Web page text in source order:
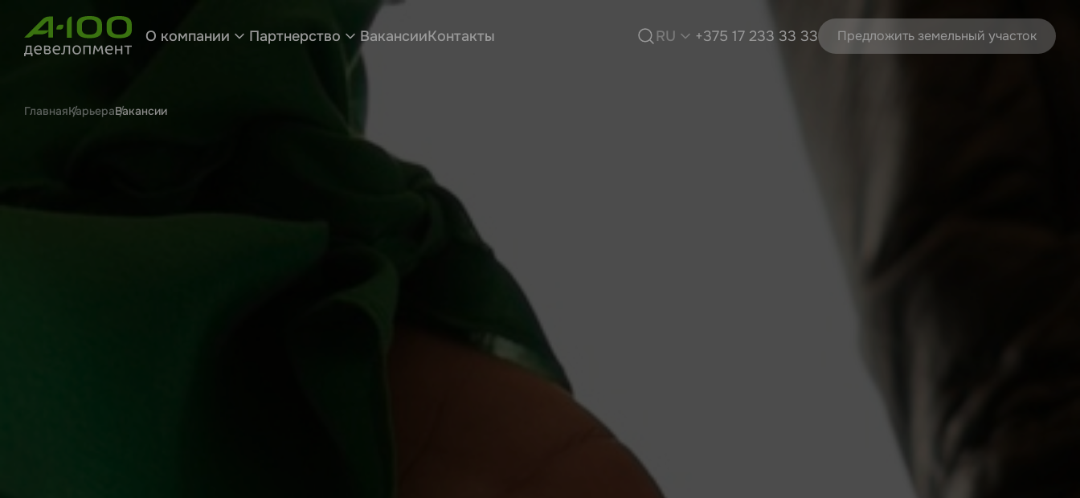
О компании Партнерство ВакансииКонтакты RU +375 17 233 33 33 Предложить земельный участок
ГлавнаяКарьераВакансии